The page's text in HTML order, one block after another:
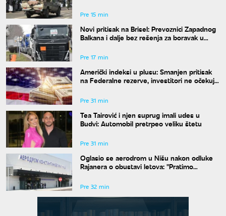
Pre 15 min
Novi pritisak na Brisel: Prevoznici Zapadnog
Balkana i dalje bez rešenja za boravak u
Pre 17 min
Američki indeksi u plusu: Smanjen pritisak
na Federalne rezerve, investitori ne očekuju
Pre 31 min
Tea Tairović i njen suprug imali udes u
Budvi: Automobil pretrpeo veliku štetu
Pre 31 min
Oglasio se aerodrom u Nišu nakon odluke
Rajanera o obustavi letova: "Pratimo
Pre 32 min